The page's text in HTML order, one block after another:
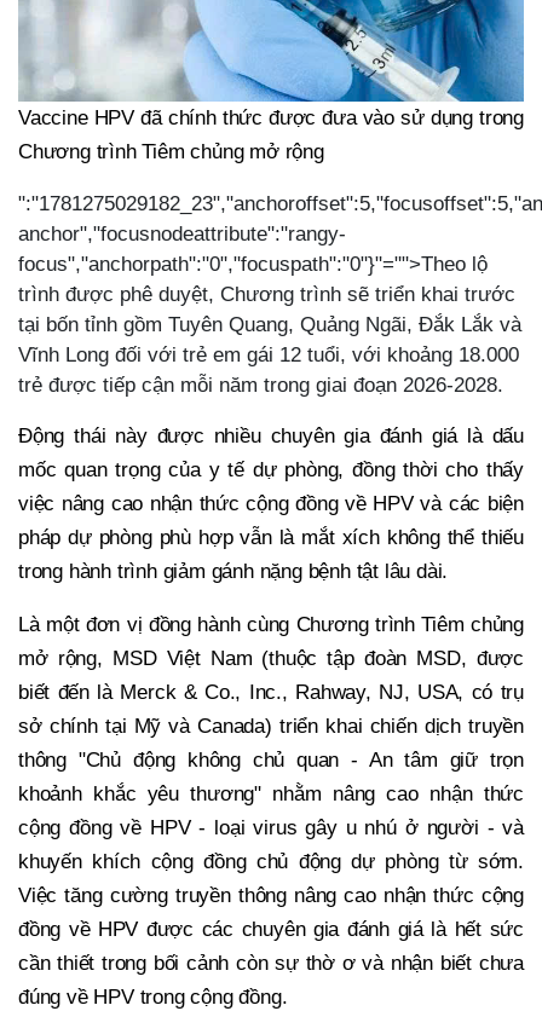
Vaccine HPV đã chính thức được đưa vào sử dụng trong
Chương trình Tiêm chủng mở rộng
anchor","focusnodeattribute":"rangy-
focus","anchorpath":"0","focuspath":"0"}"="">Theo lộ
trình được phê duyệt, Chương trình sẽ triển khai trước
tại bốn tỉnh gồm Tuyên Quang, Quảng Ngãi, Đắk Lắk và
Vĩnh Long đối với trẻ em gái 12 tuổi, với khoảng 18.000
trẻ được tiếp cận mỗi năm trong giai đoạn 2026-2028.
Động thái này được nhiều chuyên gia đánh giá là dấu
mốc quan trọng của y tế dự phòng, đồng thời cho thấy
việc nâng cao nhận thức cộng đồng về HPV và các biện
pháp dự phòng phù hợp vẫn là mắt xích không thể thiếu
trong hành trình giảm gánh nặng bệnh tật lâu dài.
Là một đơn vị đồng hành cùng Chương trình Tiêm chủng
mở rộng, MSD Việt Nam (thuộc tập đoàn MSD, được
biết đến là Merck & Co., Inc., Rahway, NJ, USA, có trụ
sở chính tại Mỹ và Canada) triển khai chiến dịch truyền
thông "Chủ động không chủ quan - An tâm giữ trọn
khoảnh khắc yêu thương" nhằm nâng cao nhận thức
cộng đồng về HPV - loại virus gây u nhú ở người - và
khuyến khích cộng đồng chủ động dự phòng từ sớm.
Việc tăng cường truyền thông nâng cao nhận thức cộng
đồng về HPV được các chuyên gia đánh giá là hết sức
cần thiết trong bối cảnh còn sự thờ ơ và nhận biết chưa
đúng về HPV trong cộng đồng.